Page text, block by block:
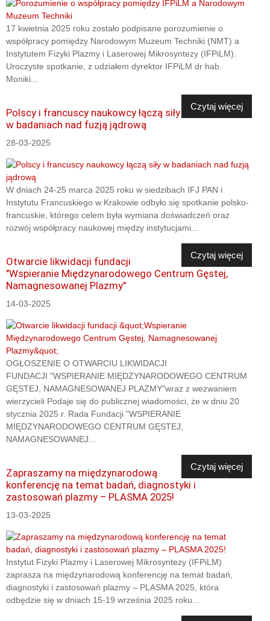
17 kwietnia 2025 roku zostało podpisane porozumienie o
współpracy pomiędzy Narodowym Muzeum Techniki (NMT) a
Instytutem Fizyki Plazmy i Laserowej Mikrosyntezy (IFPiLM).
Uroczyste spotkanie, z udziałem dyrektor IFPiLM dr hab.
Moniki...
Czytaj więcej
Polscy i francuscy naukowcy łączą siły
w badaniach nad fuzją jądrową
28-03-2025
W dniach 24-25 marca 2025 roku w siedzibach IFJ PAN i
Instytutu Francuskiego w Krakowie odbyło się spotkanie polsko-
francuskie, którego celem była wymiana doświadczeń oraz
rozwój współpracy naukowej między instytucjami...
Czytaj więcej
Otwarcie likwidacji fundacji
"Wspieranie Międzynarodowego Centrum Gęstej,
Namagnesowanej Plazmy"
14-03-2025
OGŁOSZENIE O OTWARCIU LIKWIDACJI
FUNDACJI "WSPIERANIE MIĘDZYNARODOWEGO CENTRUM
GĘSTEJ, NAMAGNESOWANEJ PLAZMY"wraz z wezwaniem
wierzycieli Podaje się do publicznej wiadomości, że w dniu 20
stycznia 2025 r. Rada Fundacji "WSPIERANIE
MIĘDZYNARODOWEGO CENTRUM GĘSTEJ,
NAMAGNESOWANEJ...
Czytaj więcej
Zapraszamy na międzynarodową
konferencję na temat badań, diagnostyki i
zastosowań plazmy – PLASMA 2025!
13-03-2025
Instytut Fizyki Plazmy i Laserowej Mikrosyntezy (IFPiLM)
zaprasza na międzynarodową konferencję na temat badań,
diagnostyki i zastosowań plazmy – PLASMA 2025, która
odbędzie się w dniach 15-19 września 2025 roku...